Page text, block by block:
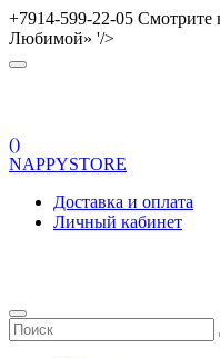
+7914-599-22-05 Смотрите
Любимой» '/>
()
NAPPYSTORE
Доставка и оплата
Личный кабинет